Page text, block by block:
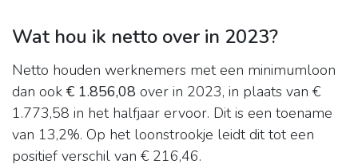
Wat hou ik netto over in 2023?
Netto houden werknemers met een minimumloon
dan ook € 1.856,08 over in 2023, in plaats van €
1.773,58 in het halfjaar ervoor. Dit is een toename
van 13,2%. Op het loonstrookje leidt dit tot een
positief verschil van € 216,46.